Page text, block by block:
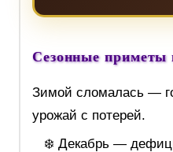
Сезонные приметы
Зимой сломалась —
урожай с потерей.
❄️ Декабрь —